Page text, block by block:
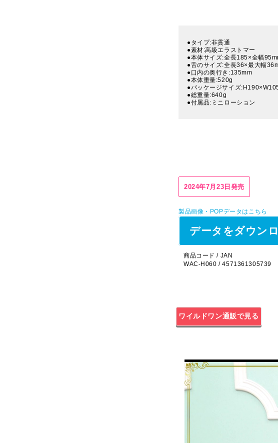
●タイプ:非貫通
●素材:高級エラストマー
●本体サイズ:全長185×全幅
●舌のサイズ:全長36×最大幅
●口内の奥行き:135mm
●本体重量:520g
●パッケージサイズ
●総重量:640g
●付属品:ミニローション
2024年7月23日発売
製品画像・POPデータはこちら
データをダウン
商品コード / JAN
WAC-H060 / 4571361305739
ワイルドワン通販で見る